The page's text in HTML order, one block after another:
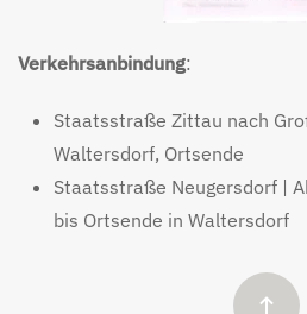
Verkehrsanbindung:
Staatsstraße Zittau nach
Waltersdorf, Ortsende
Staatsstraße Neugersdorf |
bis Ortsende in Waltersdorf